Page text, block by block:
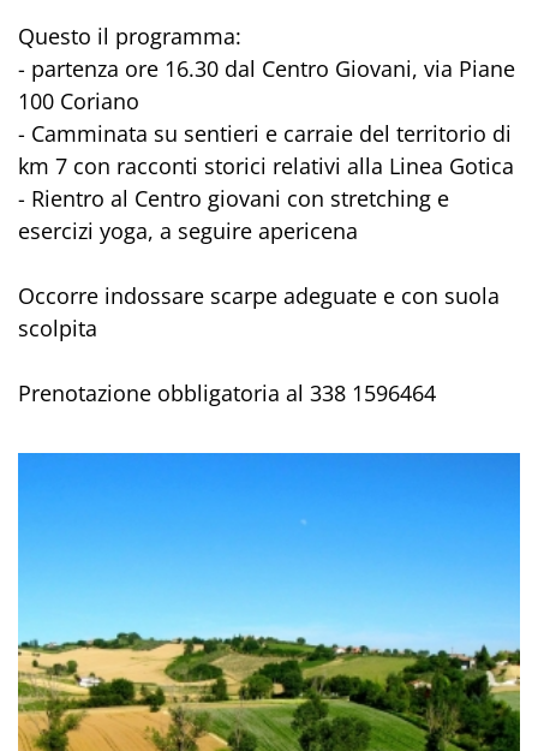
Questo il programma:
- partenza ore 16.30 dal Centro Giovani, via Piane
100 Coriano
- Camminata su sentieri e carraie del territorio di
km 7 con racconti storici relativi alla Linea Gotica
- Rientro al Centro giovani con stretching e
esercizi yoga, a seguire apericena
Occorre indossare scarpe adeguate e con suola
scolpita
Prenotazione obbligatoria al 338 1596464